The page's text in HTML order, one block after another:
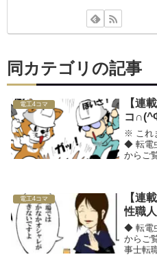
同カテゴリの記事
電工4コマ
【連
コ
※ これ
◆ 転電
からご
電工4コマ
【連
性職
◆ 転電
からご
事士転